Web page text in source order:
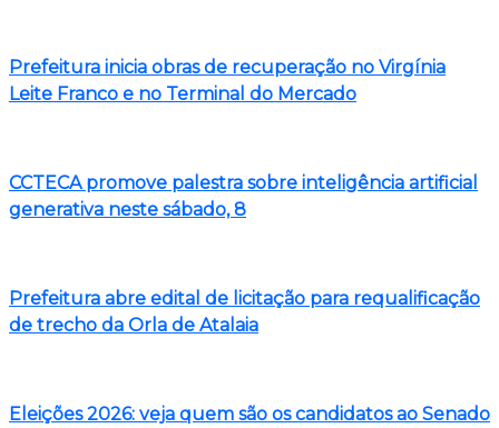
Prefeitura inicia obras de recuperação no Virgínia
Leite Franco e no Terminal do Mercado
CCTECA promove palestra sobre inteligência artificial
generativa neste sábado, 8
Prefeitura abre edital de licitação para requalificação
de trecho da Orla de Atalaia
Eleições 2026: veja quem são os candidatos ao Senado